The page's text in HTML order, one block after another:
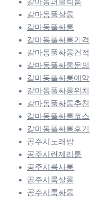
갈마동풀살롱
갈마동풀싸롱
갈마동풀싸롱가격
갈마동풀싸롱견적
갈마동풀싸롱문의
갈마동풀싸롱예약
갈마동풀싸롱위치
갈마동풀싸롱추천
갈마동풀싸롱코스
갈마동풀싸롱후기
공주시노래방
공주시란제리룸
공주시룸사롱
공주시룸살롱
공주시룸싸롱